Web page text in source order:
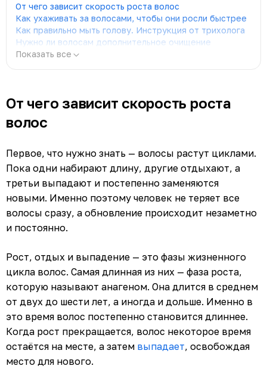
От чего зависит скорость роста волос
Как ухаживать за волосами, чтобы они росли быстрее
Как правильно мыть голову. Инструкция от трихолога
Нужно ли волосам дополнительное очищение
Показать все
От чего зависит скорость роста
волос
Первое, что нужно знать — волосы растут циклами.
Пока одни набирают длину, другие отдыхают, а
третьи выпадают и постепенно заменяются
новыми. Именно поэтому человек не теряет все
волосы сразу, а обновление происходит незаметно
и постоянно.
Рост, отдых и выпадение — это фазы жизненного
цикла волос. Самая длинная из них — фаза роста,
которую называют анагеном. Она длится в среднем
от двух до шести лет, а иногда и дольше. Именно в
это время волос постепенно становится длиннее.
Когда рост прекращается, волос некоторое время
остаётся на месте, а затем выпадает, освобождая
место для нового.